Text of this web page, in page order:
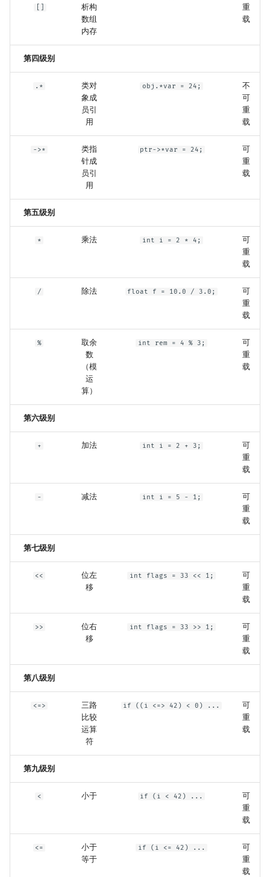
析构
数组
内存
重
载
第四级别
.*
类对
象成
员引
用
obj.*var = 24;
不
可
重
载
->*
类指
针成
员引
用
ptr->*var = 24;
可
重
载
第五级别
* 乘法 int i = 2 * 4;
可
重
载
/ 除法 float f = 10.0 / 3.0;
可
重
载
%
取余
数
（模
运
算）
int rem = 4 % 3;
可
重
载
第六级别
+ 加法 int i = 2 + 3;
可
重
载
- 减法 int i = 5 - 1;
可
重
载
第七级别
<<
位左
移
int flags = 33 << 1;
可
重
载
>>
位右
移
int flags = 33 >> 1;
可
重
载
第八级别
<=>
三路
比较
运算
符
if ((i <=> 42) < 0) ...
可
重
载
第九级别
< 小于 if (i < 42) ...
可
重
载
<=
小于
等于
if (i <= 42) ...
可
重
载